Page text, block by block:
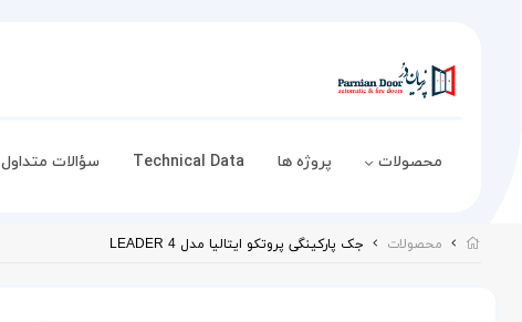
محصولات پروژه ها Technical Data سؤالات متداول
محصولات جک پارکینگی پروتکو ایتالیا مدل LEADER 4